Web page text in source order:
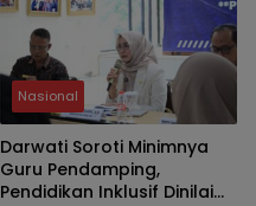
Nasional
Darwati Soroti Minimnya
Guru Pendamping,
Pendidikan Inklusif Dinilai